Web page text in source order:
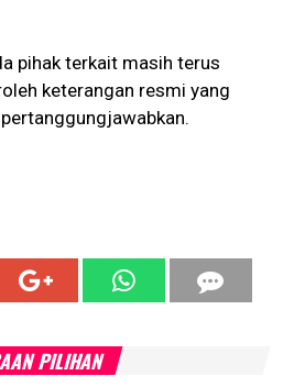
pihak terkait masih terus
keterangan resmi yang
PILIHAN